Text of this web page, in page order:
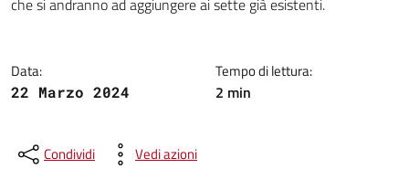
che si andranno ad aggiungere ai sette già esistenti.
Data:
22 Marzo 2024
Tempo di lettura:
2 min
Condividi Vedi azioni